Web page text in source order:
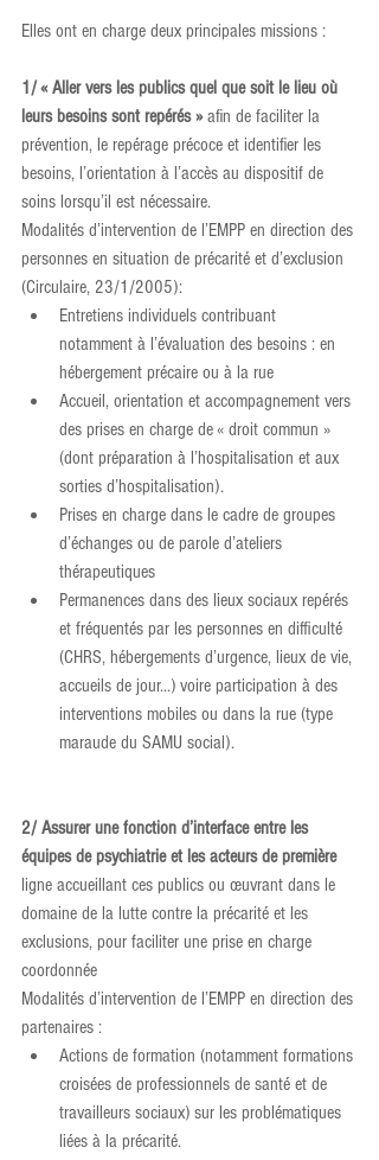
Elles ont en charge deux principales missions :
1/ « Aller vers les publics quel que soit le lieu où
leurs besoins sont repérés » afin de faciliter la
prévention, le repérage précoce et identifier les
besoins, l’orientation à l’accès au dispositif de
soins lorsqu’il est nécessaire.
Modalités d’intervention de l’EMPP en direction des
personnes en situation de précarité et d’exclusion
(Circulaire, 23/1/2005):
Entretiens individuels contribuant
notamment à l’évaluation des besoins : en
hébergement précaire ou à la rue
Accueil, orientation et accompagnement vers
des prises en charge de « droit commun »
(dont préparation à l’hospitalisation et aux
sorties d’hospitalisation).
Prises en charge dans le cadre de groupes
d’échanges ou de parole d’ateliers
thérapeutiques
Permanences dans des lieux sociaux repérés
et fréquentés par les personnes en difficulté
(CHRS, hébergements d’urgence, lieux de vie,
accueils de jour...) voire participation à des
interventions mobiles ou dans la rue (type
maraude du SAMU social).
2/ Assurer une fonction d’interface entre les
équipes de psychiatrie et les acteurs de première
ligne accueillant ces publics ou œuvrant dans le
domaine de la lutte contre la précarité et les
exclusions, pour faciliter une prise en charge
coordonnée
Modalités d’intervention de l’EMPP en direction des
partenaires :
Actions de formation (notamment formations
croisées de professionnels de santé et de
travailleurs sociaux) sur les problématiques
liées à la précarité.